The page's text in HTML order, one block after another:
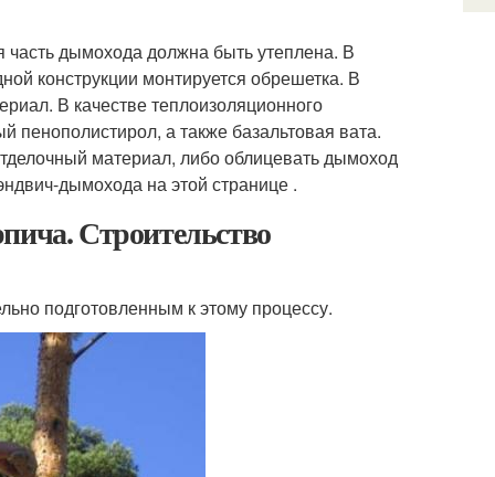
дымохода должна быть утеплена. В
конструкции монтируется обрешетка. В
В качестве теплоизоляционного
пенополистирол, а также базальтовая вата.
материал, либо облицевать дымоход
дымохода на этой странице .
Строительство
подготовленным к этому процессу.